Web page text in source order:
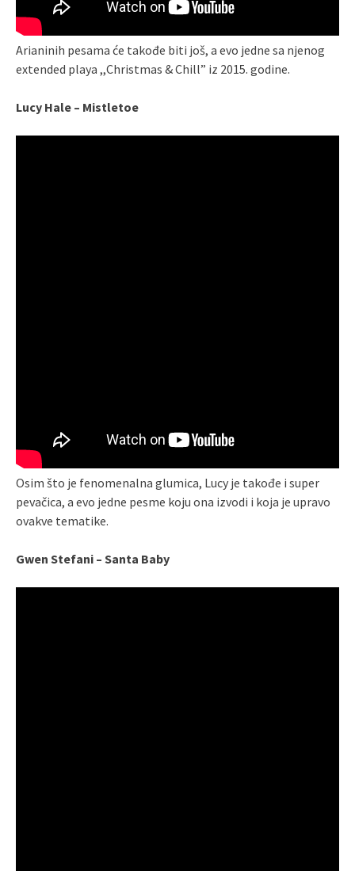
Arianinih pesama će takođe biti još, a evo jedne sa njenog
extended playa ,,Christmas & Chill” iz 2015. godine.
Lucy Hale – Mistletoe
Osim što je fenomenalna glumica, Lucy je takođe i super
pevačica, a evo jedne pesme koju ona izvodi i koja je upravo
ovakve tematike.
Gwen Stefani – Santa Baby